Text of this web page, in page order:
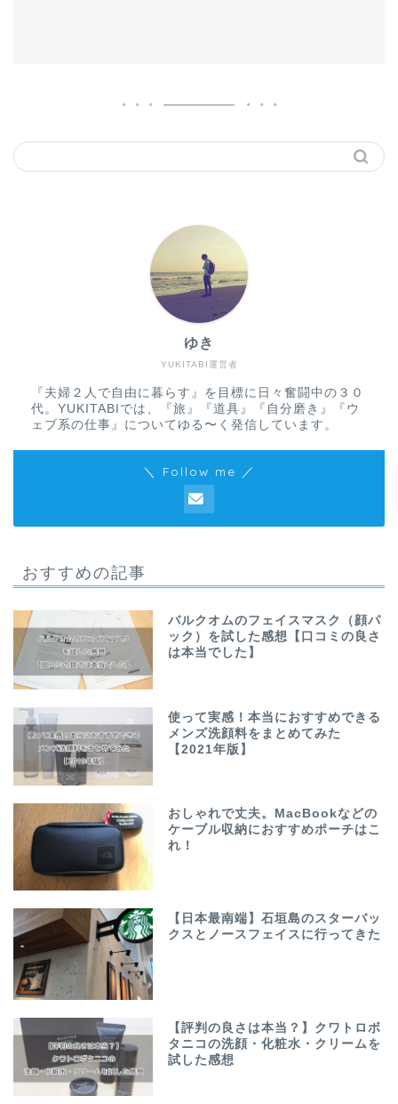
YUKITABI運営者
ゆき
『夫婦２人で自由に暮らす』を目標に日々奮闘中の３０
代。YUKITABIでは、『旅』『道具』『自分磨き』『ウ
ェブ系の仕事』についてゆる〜く発信しています。
＼ Follow me ／
おすすめの記事
バルクオムのフェイスマスク（顔パ
ック）を試した感想【口コミの良さ
は本当でした】
使って実感！本当におすすめできる
メンズ洗顔料をまとめてみた
【2021年版】
おしゃれで丈夫。MacBookなどの
ケーブル収納におすすめポーチはこ
れ！
【日本最南端】石垣島のスターバッ
クスとノースフェイスに行ってきた
【評判の良さは本当？】クワトロボ
タニコの洗顔・化粧水・クリームを
試した感想